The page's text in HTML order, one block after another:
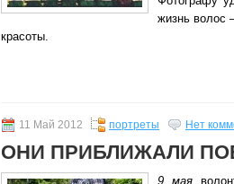
жизнь волос
красоты.
11 Май 2012 портреты Нет
ОНИ ПРИБЛИЖАЛИ
9 мая